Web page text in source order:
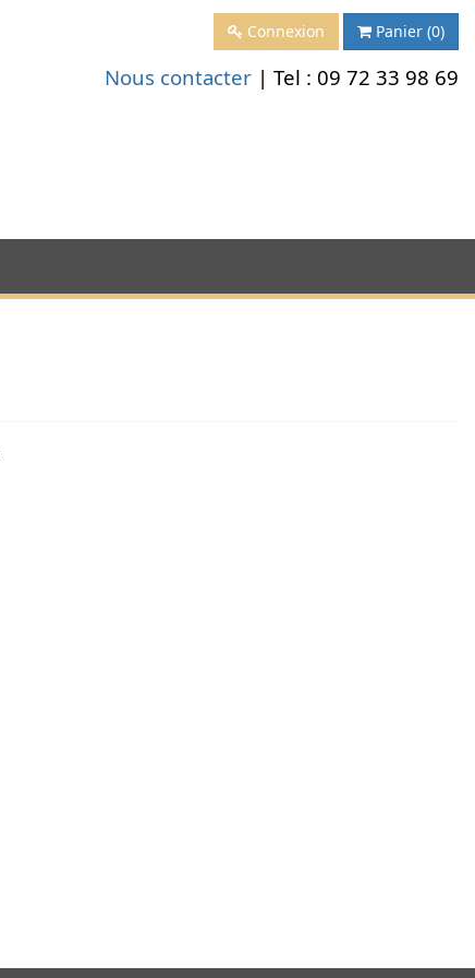
Connexion Panier (0)
Nous contacter | Tel : 09 72 33 98 69